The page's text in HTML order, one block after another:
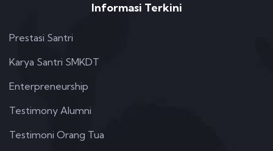
Informasi Terkini
Prestasi Santri
Karya Santri SMKDT
Enterpreneurship
Testimony Alumni
Testimoni Orang Tua